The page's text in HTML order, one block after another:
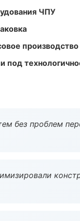
ЧПУ
производство
под
без проблем